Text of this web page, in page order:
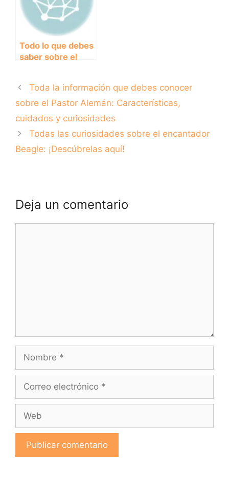
Todo lo que debes
saber sobre el
Toda la información que debes conocer
sobre el Pastor Alemán: Características,
cuidados y curiosidades
Todas las curiosidades sobre el encantador
Beagle: ¡Descúbrelas aquí!
Deja un comentario